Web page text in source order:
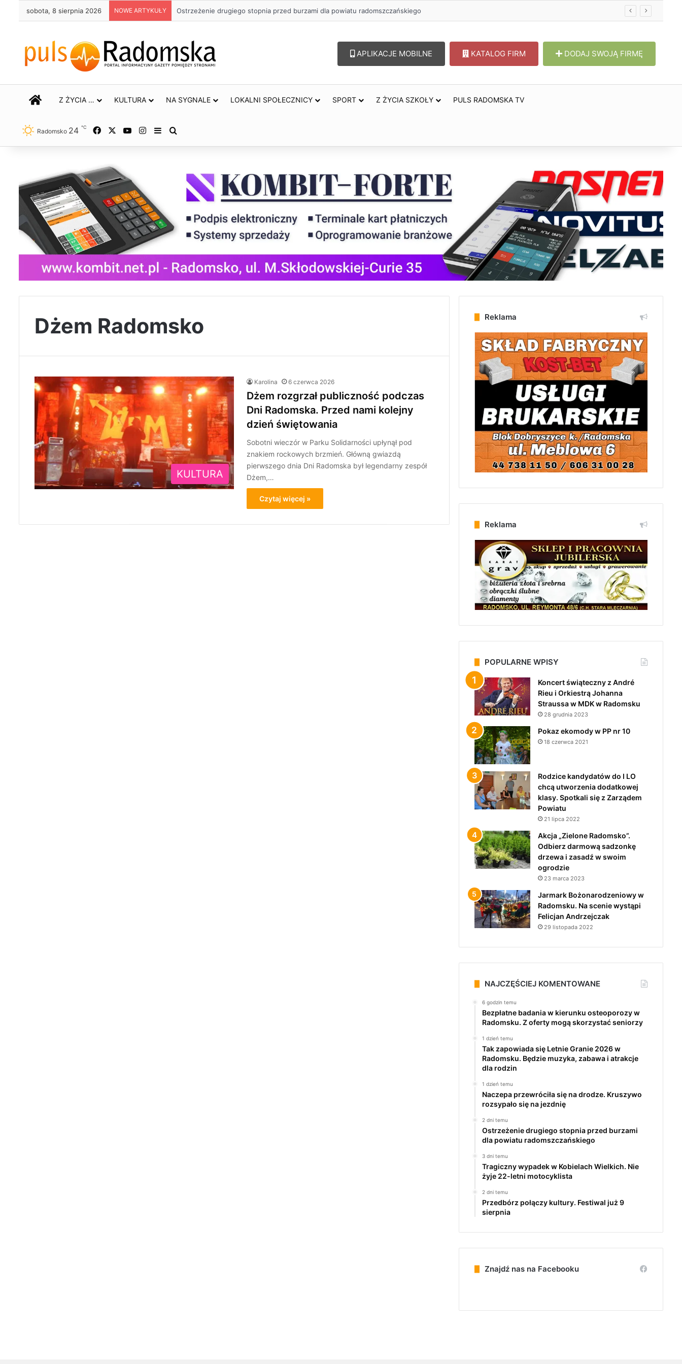
sobota, 8 sierpnia 2026 NOWE ARTYKUŁY Ostrzeżenie drugiego stopnia przed burzami dla powiatu radomszczańskiego
APLIKACJE MOBILNE KATALOG FIRM DODAJ SWOJĄ FIRMĘ
STRONA GŁÓWNA
Z ŻYCIA … KULTURA NA SYGNALE LOKALNI SPOŁECZNICY SPORT Z ŻYCIA SZKOŁY PULS RADOMSKA TV
Radomsko 24 ℃ Facebook YouTubeInstagram
Sidebar
Dżem Radomsko
KULTURA
Karolina 6 czerwca 2026
Dżem rozgrzał publiczność podczas
Dni Radomska. Przed nami kolejny
dzień świętowania
Sobotni wieczór w Parku Solidarności upłynął pod
znakiem rockowych brzmień. Główną gwiazdą
pierwszego dnia Dni Radomska był legendarny zespół
Dżem,…
Czytaj więcej »
Reklama
Reklama
POPULARNE WPISY
Koncert świąteczny z André
Rieu i Orkiestrą Johanna
Straussa w MDK w Radomsku
28 grudnia 2023
Pokaz ekomody w PP nr 10
18 czerwca 2021
Rodzice kandydatów do I LO
chcą utworzenia dodatkowej
klasy. Spotkali się z Zarządem
Powiatu
21 lipca 2022
Akcja „Zielone Radomsko”.
Odbierz darmową sadzonkę
drzewa i zasadź w swoim
ogrodzie
23 marca 2023
Jarmark Bożonarodzeniowy w
Radomsku. Na scenie wystąpi
Felicjan Andrzejczak
29 listopada 2022
NAJCZĘŚCIEJ KOMENTOWANE
6 godzin temu
Bezpłatne badania w kierunku osteoporozy w
Radomsku. Z oferty mogą skorzystać seniorzy
1 dzień temu
Tak zapowiada się Letnie Granie 2026 w
Radomsku. Będzie muzyka, zabawa i atrakcje
dla rodzin
1 dzień temu
Naczepa przewróciła się na drodze. Kruszywo
rozsypało się na jezdnię
2 dni temu
Ostrzeżenie drugiego stopnia przed burzami
dla powiatu radomszczańskiego
3 dni temu
Tragiczny wypadek w Kobielach Wielkich. Nie
żyje 22-letni motocyklista
2 dni temu
Przedbórz połączy kultury. Festiwal już 9
sierpnia
Znajdź nas na Facebooku